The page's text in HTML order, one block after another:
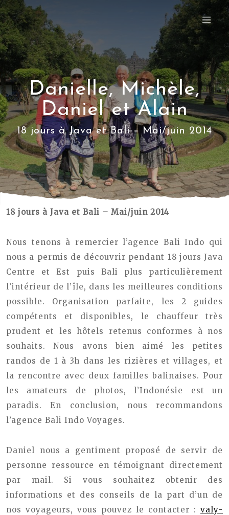
Danielle, Michèle,
Daniel et Alain
18 jours à Java et Bali – Mai/juin 2014
18 jours à Java et Bali – Mai/juin 2014
Nous tenons à remercier l’agence Bali Indo qui
nous a permis de découvrir pendant 18 jours Java
Centre et Est puis Bali plus particulièrement
l’intérieur de l’île, dans les meilleures conditions
possible. Organisation parfaite, les 2 guides
compétents et disponibles, le chauffeur très
prudent et les hôtels retenus conformes à nos
souhaits. Nous avons bien aimé les petites
randos de 1 à 3h dans les rizières et villages, et
la rencontre avec deux familles balinaises. Pour
les amateurs de photos, l’Indonésie est un
paradis.
En conclusion, nous recommandons
l’agence Bali Indo Voyages.
Daniel nous a gentiment proposé de servir de
personne ressource en témoignant directement
par mail. Si vous souhaitez obtenir des
informations et des conseils de la part d’un de
nos voyageurs, vous pouvez le contacter : valy-